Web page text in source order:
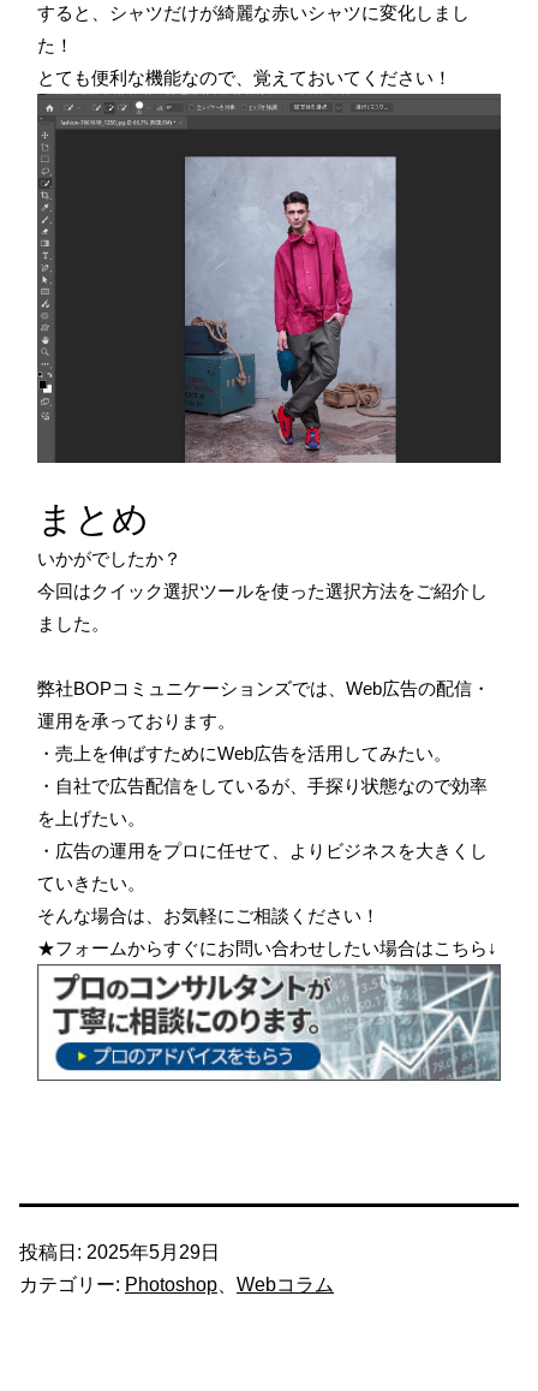
すると、シャツだけが綺麗な赤いシャツに変化しまし
た！
とても便利な機能なので、覚えておいてください！
まとめ
いかがでしたか？
今回はクイック選択ツールを使った選択方法をご紹介し
ました。
弊社BOPコミュニケーションズでは、Web広告の配信・
運用を承っております。
・売上を伸ばすためにWeb広告を活用してみたい。
・自社で広告配信をしているが、手探り状態なので効率
を上げたい。
・広告の運用をプロに任せて、よりビジネスを大きくし
ていきたい。
そんな場合は、お気軽にご相談ください！
★フォームからすぐにお問い合わせしたい場合はこちら↓
投稿日: 2025年5月29日
カテゴリー: Photoshop Webコラム